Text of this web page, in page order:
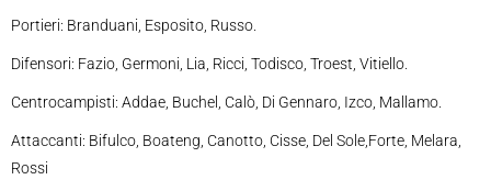
Portieri: Branduani, Esposito, Russo.
Difensori: Fazio, Germoni, Lia, Ricci, Todisco, Troest, Vitiello.
Centrocampisti: Addae, Buchel, Calò, Di Gennaro, Izco, Mallamo.
Attaccanti: Bifulco, Boateng, Canotto, Cisse, Del Sole,Forte, Melara,
Rossi